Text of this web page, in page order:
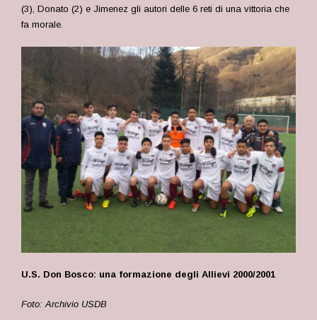
(3), Donato (2) e Jimenez gli autori delle 6 reti di una vittoria che
fa morale.
U.S. Don Bosco: una formazione degli Allievi 2000/2001
Foto: Archivio USDB